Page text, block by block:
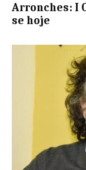
Arronches: I
se hoje